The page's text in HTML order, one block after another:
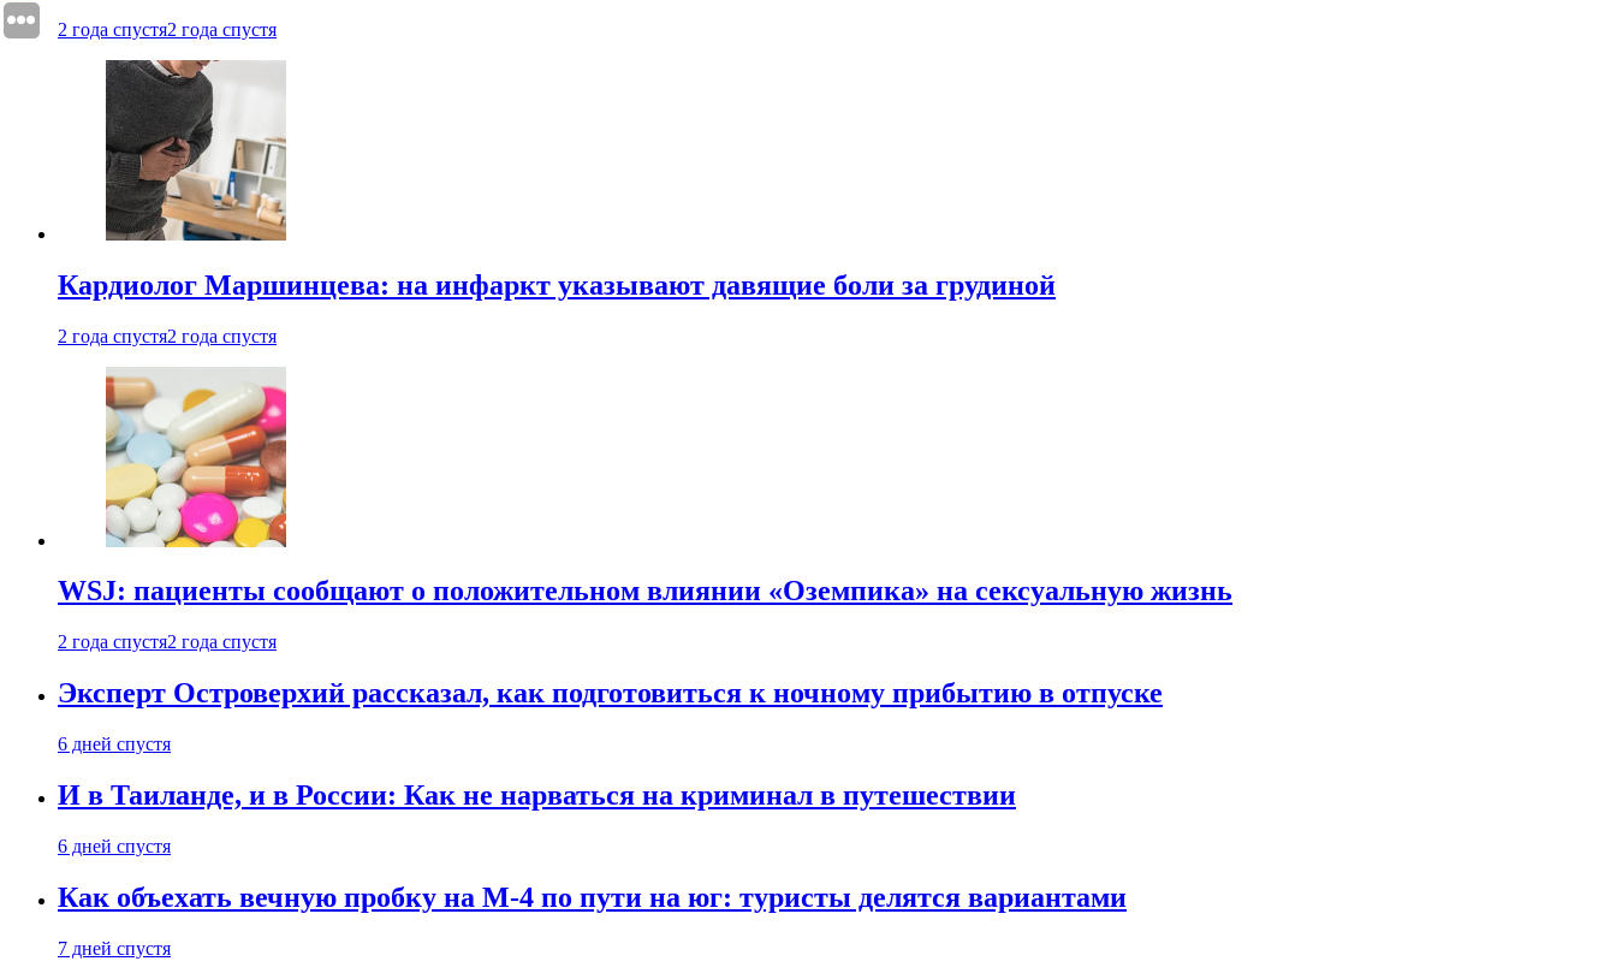
2 года спустя2 года спустя
Кардиолог Маршинцева: на инфаркт указывают давящие боли за грудиной
2 года спустя2 года спустя
WSJ: пациенты сообщают о положительном влиянии «Оземпика» на сексуальную жизнь
2 года спустя2 года спустя
Эксперт Островерхий рассказал, как подготовиться к ночному прибытию в отпуске
6 дней спустя
И в Таиланде, и в России: Как не нарваться на криминал в путешествии
6 дней спустя
Как объехать вечную пробку на М-4 по пути на юг: туристы делятся вариантами
7 дней спустя